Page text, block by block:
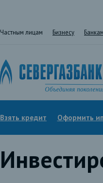
Частным лицам Бизнесу Банкам
Взять кредит Оформить